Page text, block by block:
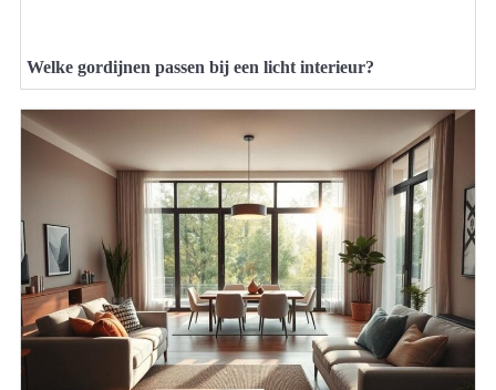
Welke gordijnen passen bij een licht interieur?